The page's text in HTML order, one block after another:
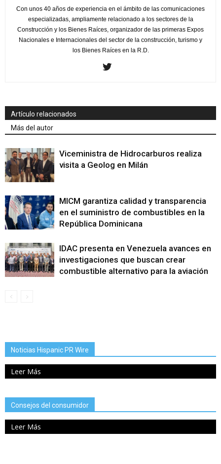
Con unos 40 años de experiencia en el ámbito de las comunicaciones
especializadas, ampliamente relacionado a los sectores de la
Construcción y los Bienes Raíces, organizador de las primeras Expos
Nacionales e Internacionales del sector de la construcción, turismo y
los Bienes Raíces en la R.D.
Artículo relacionados
Más del autor
Viceministra de Hidrocarburos realiza
visita a Geolog en Milán
MICM garantiza calidad y transparencia
en el suministro de combustibles en la
República Dominicana
IDAC presenta en Venezuela avances en
investigaciones que buscan crear
combustible alternativo para la aviación
Noticias Hispanic PR Wire
Leer Más
Consejos del consumidor
Leer Más